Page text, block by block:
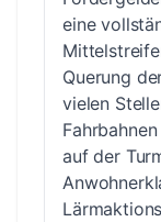
eine
Querung
vielen
auf der